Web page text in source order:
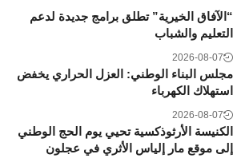
“الآفاق الخيرية” تطلق برامج جديدة لدعم
التعليم والشباب
2026-08-07
مجلس البناء الوطني: العزل الحراري يخفض
استهلاك الكهرباء
2026-08-07
الكنيسة الأرثوذكسية تحيي يوم الحج الوطني
إلى موقع مار إلياس الأثري في عجلون